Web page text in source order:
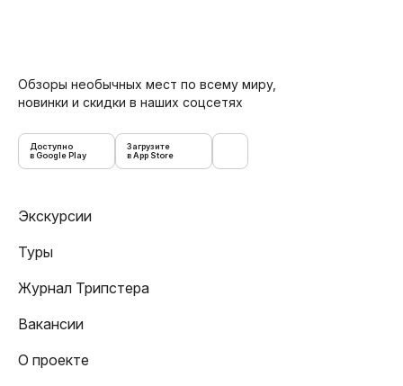
Обзоры необычных мест по всему миру,
новинки и скидки в наших соцсетях
Доступно
в Google Play
Загрузите
в App Store
Экскурсии
Туры
Журнал Трипстера
Вакансии
О проекте